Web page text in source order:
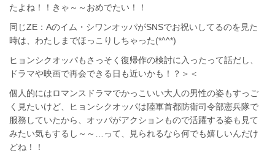
たよね！！きゃ～～おめでたい！！
同じZE：Aのイム・シワンオッパがSNSでお祝いしてるのを見た
時は、わたしまでほっこりしちゃった(*^^*)
ヒョンシクオッパもさっそく復帰作の検討に入ったって話だし、
ドラマや映画で再会できる日も近いかも！？＞＜
個人的にはロマンスドラマでかっこいい大人の男性の姿もすっご
く見たいけど、ヒョンシクオッパは陸軍首都防衛司令部憲兵隊で
服務していたから、オッパがアクションもので活躍する姿も見て
みたい気もするし～～…って、見られるなら何でも嬉しいんだけ
どね！！